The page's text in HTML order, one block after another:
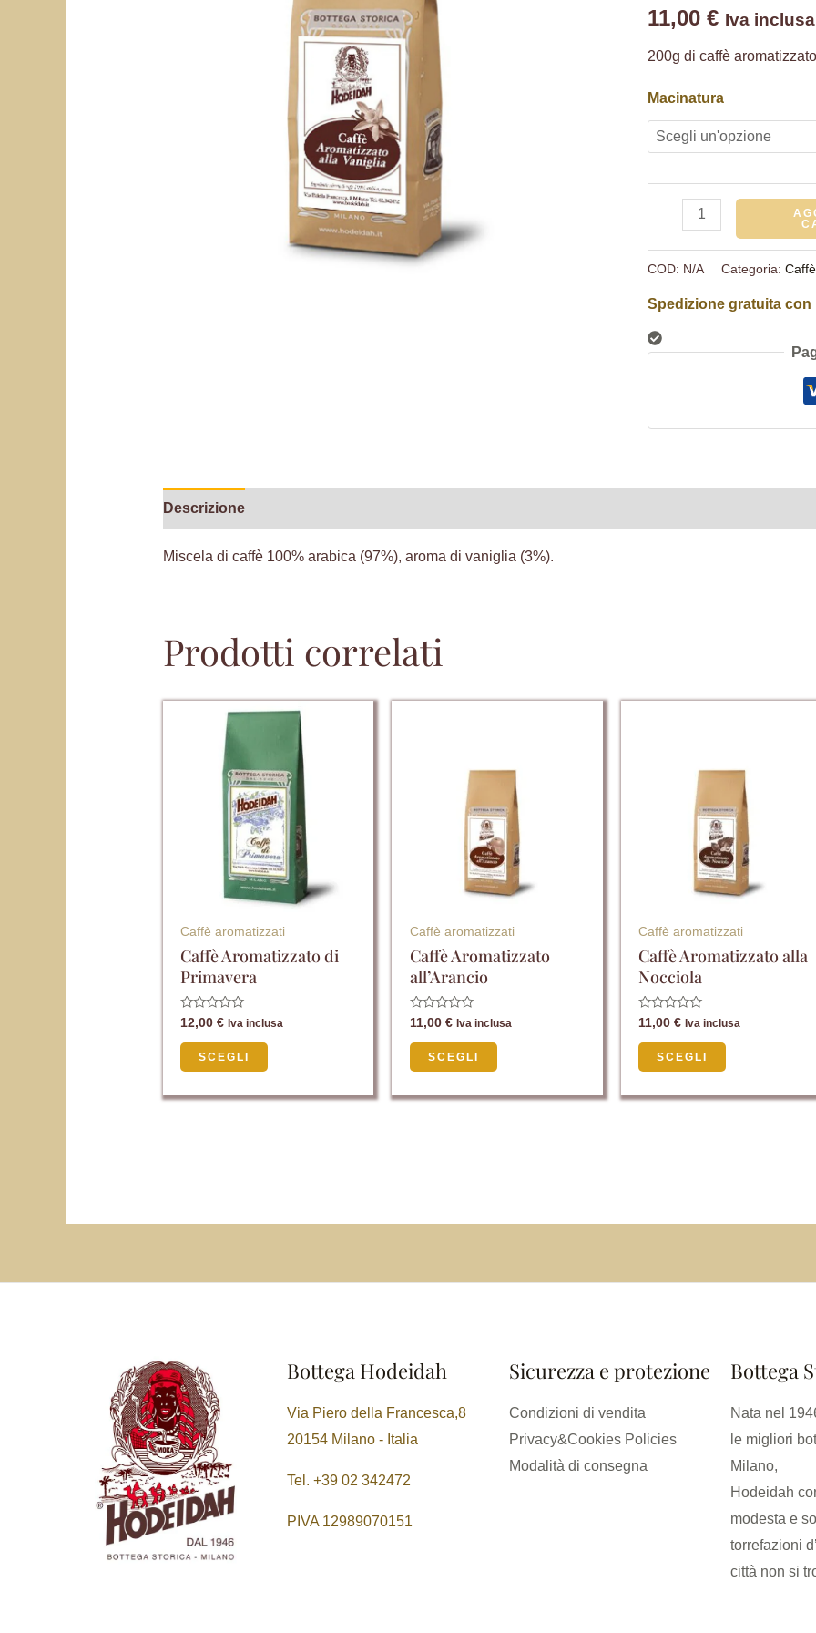
11,00€ Iva inclusa
200g di caffè
Macinatura
COD: N/A Categoria:
Spedizione gratuita con
Descrizione
Miscela di caffè 100% arabica (97%), aroma di vaniglia (3%).
Prodotti correlati
Caffè aromatizzati
Caffè Aromatizzato di
Primavera
Valutato
su
12,00 € Iva inclusa
SCEGLI
Questo
prodotto
ha
più
varianti.
Le
opzioni
possono
essere
scelte
del
Caffè aromatizzati
Caffè Aromatizzato
all’Arancio
Valutato
su
11,00 € Iva inclusa
SCEGLI
ha
più
varianti.
Le
opzioni
possono
essere
scelte
del
Caffè aromatizzati
Caffè Aromatizzato alla
Nocciola
Valutato
su
11,00€ Iva inclusa
SCEGLI
ha
più
varianti.
Le
opzioni
possono
essere
scelte
del
Bottega Hodeidah
Via Piero della Francesca,8
20154 Milano - Italia
Tel. +39 02 342472
PIVA 12989070151
Sicurezza e protezione
Condizioni di vendita
Privacy&Cookies Policies
Modalità di consegna
Bottega
Nata nel
le migliori
Milano,
Hodeidah
modesta e
torrefazioni
città non si